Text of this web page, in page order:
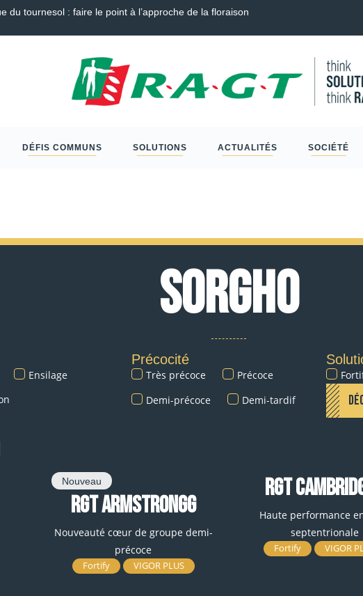
2026 : Colza, Blé Tendre, Couverts, Céréales à paille et Protéagineux…
DÉFIS COMMUNS SOLUTIONS ACTUALITÉS SOCIÉTÉ
Sorgho
Ensilage
Précocité
Très précoce
Précoce
Demi-précoce
Demi-tardif
Nouveau
RGT ARMSTRONGG
Nouveauté cœur de groupe demi-
précoce
Fortify VIGOR PLUS
RGT
Haute performance
septentrionale
Fortify VIGOR